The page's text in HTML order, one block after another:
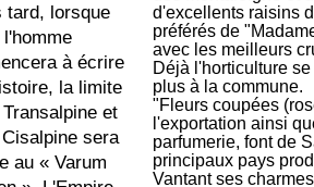
tard, lorsque
l'homme
à écrire
la limite
et
sera
au « Varum
d'excellents raisins
préférés de
avec les meilleurs
Déjà l'horticulture
plus à la commune.
"Fleurs coupées
l'exportation ainsi
parfumerie, font de
principaux pays
Vantant ses